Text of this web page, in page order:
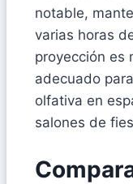
notable,
varias horas
proyección es
adecuado
olfativa en
salones de